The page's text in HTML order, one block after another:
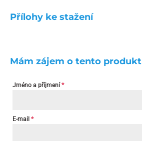
Přílohy ke stažení
Mám zájem o tento produkt
Jméno a příjmení*
E-mail *